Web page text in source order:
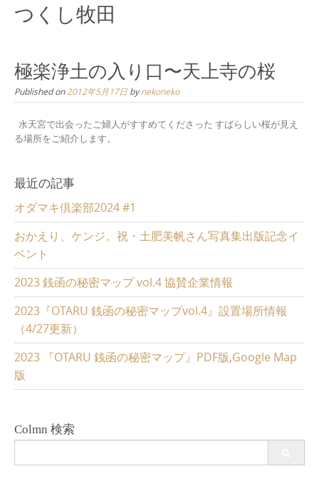
つくし牧田
極楽浄土の入り口〜天上寺の桜
Published on2012年5月17日 bynekoneko
水天宮で出会ったご婦人がすすめてくださった すばらしい桜が見え
る場所をご紹介します。
最近の記事
オダマキ倶楽部2024 #1
おかえり、ケンジ。祝・土肥美帆さん写真集出版記念イ
ベント
2023 銭函の秘密マップ vol.4 協賛企業情報
2023『OTARU 銭函の秘密マップvol.4』設置場所情報
（4/27更新）
2023 『OTARU 銭函の秘密マップ』PDF版,Google Map
版
Colmn 検索